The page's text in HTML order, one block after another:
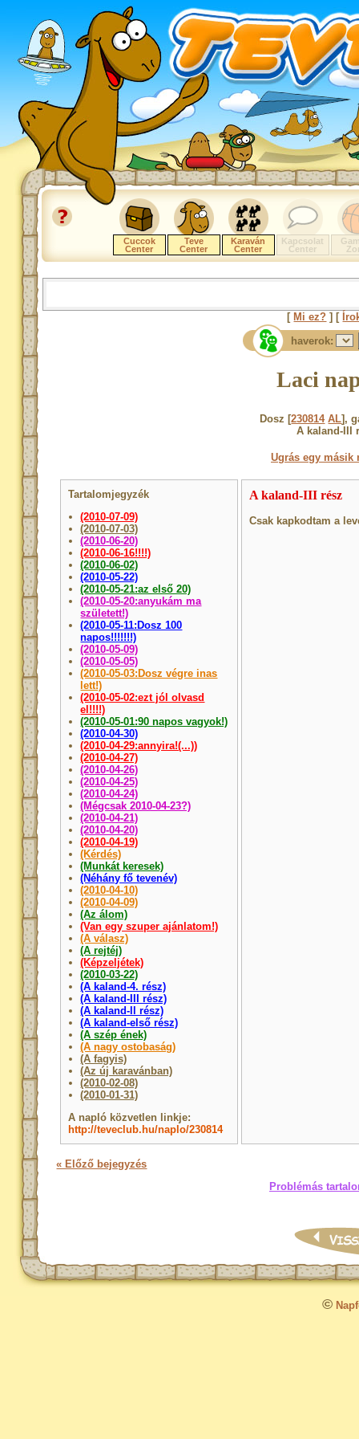
Cuccok
Center
Teve
Center
Karaván
Center
Kapcsolat
Center
[ Mi ez? ] [
haverok:
Laci
Dosz [230814 AL],
A kaland-III
Ugrás egy másik
Tartalomjegyzék
(2010-07-09)
(2010-07-03)
(2010-06-20)
(2010-06-16!!!!)
(2010-06-02)
(2010-05-22)
(2010-05-21:az első 20)
(2010-05-20:anyukám ma
született!)
(2010-05-11:Dosz 100
napos!!!!!!!)
(2010-05-09)
(2010-05-05)
(2010-05-03:Dosz végre inas
lett!)
(2010-05-02:ezt jól olvasd
el!!!!)
(2010-05-01:90 napos vagyok!)
(2010-04-30)
(2010-04-29:annyira!(...))
(2010-04-27)
(2010-04-26)
(2010-04-25)
(2010-04-24)
(Mégcsak 2010-04-23?)
(2010-04-21)
(2010-04-20)
(2010-04-19)
(Kérdés)
(Munkát keresek)
(Néhány fő tevenév)
(2010-04-10)
(2010-04-09)
(Az álom)
(Van egy szuper ajánlatom!)
(A válasz)
(A rejtéj)
(Képzeljétek)
(2010-03-22)
(A kaland-4. rész)
(A kaland-III rész)
(A kaland-ll rész)
(A kaland-első rész)
(A szép ének)
(A nagy ostobaság)
(A fagyis)
(Az új karavánban)
(2010-02-08)
(2010-01-31)
A napló közvetlen linkje:
http://teveclub.hu/naplo/230814
A kaland-III rész
Csak kapkodtam a
« Előző bejegyzés
Problémás
©